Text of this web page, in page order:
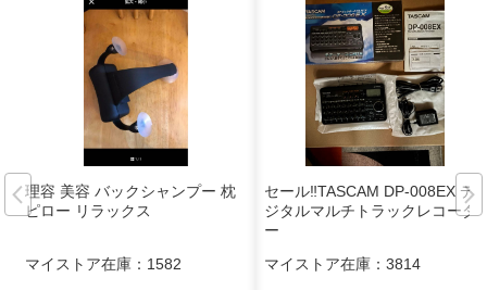
理容 美容 バックシャンプー 枕
ピロー リラックス
マイストア在庫： 1582
セール‼️TASCAM DP-008EX デ
ジタルマルチトラックレコーダ
ー
マイストア在庫： 3814